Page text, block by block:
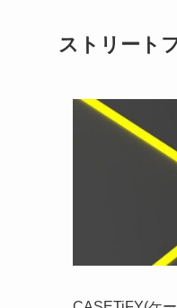
ストリート